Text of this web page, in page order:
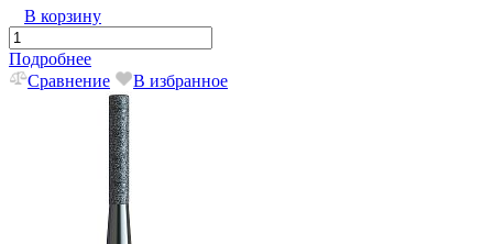
В корзину
Подробнее
Сравнение
В избранное